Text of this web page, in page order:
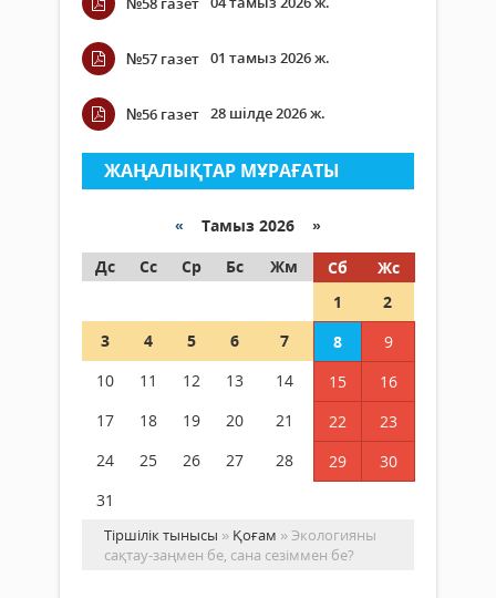
№57 газет 01 тамыз 2026 ж.
№56 газет 28 шілде 2026 ж.
ЖАҢАЛЫҚТАР МҰРАҒАТЫ
« Тамыз 2026 »
Дс
Сс Ср Бс Жм Сб
Жс
1
2
3
4 5 6 7 8
9
10
11 12 13 14 15
16
17
18 19 20 21 22
23
24
25 26 27 28 29
30
31
Тіршілік тынысы » Қоғам » Экологияны
сақтау-заңмен бе, сана сезіммен бе?